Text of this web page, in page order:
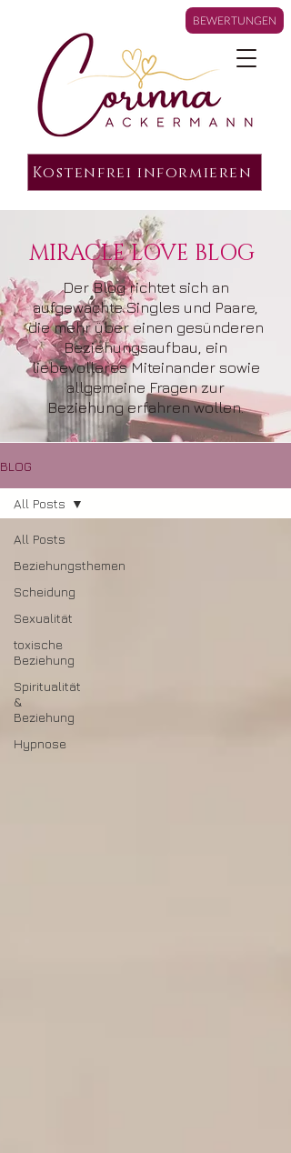
Kostenfrei informieren
MIRACLE LOVE BLOG
Der Blog richtet sich an
aufgewachte Singles und Paare,
die mehr über einen gesünderen
Beziehungsaufbau, ein
liebevolleres Miteinander sowie
allgemeine Fragen zur
Beziehung erfahren wollen.
BLOG
All Posts
Beziehungsthemen
Scheidung
Sexualität
toxische
Beziehung
Spiritualität
&
Beziehung
Hypnose
All Posts
BEWERTUNGEN